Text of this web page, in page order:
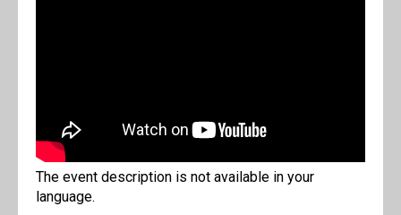
The event description is not available in your
language.